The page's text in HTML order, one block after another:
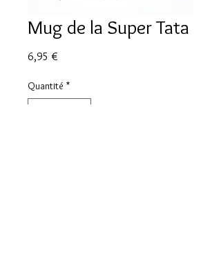
Mug de la Super Tata
6,95 €
Quantité *